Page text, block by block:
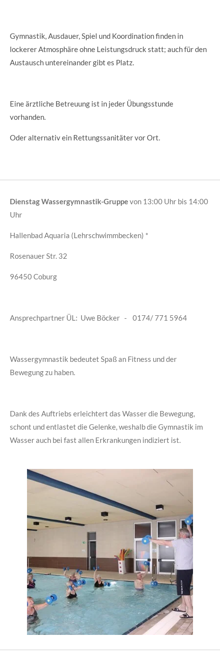
Gymnastik, Ausdauer, Spiel und Koordination finden in
lockerer Atmosphäre ohne Leistungsdruck statt; auch für den
Austausch untereinander gibt es Platz.
Eine ärztliche Betreuung ist in jeder Übungsstunde
vorhanden.
Oder alternativ ein Rettungssanitäter vor Ort.
Dienstag Wassergymnastik-Gruppevon 13:00 Uhr bis 14:00
Uhr
Hallenbad Aquaria (Lehrschwimmbecken) *
Rosenauer Str. 32
96450 Coburg
Ansprechpartner ÜL: Uwe Böcker - 0174/ 771 5964
Wassergymnastik bedeutet Spaß an Fitness und der
Bewegung zu haben.
Dank des Auftriebs erleichtert das Wasser die Bewegung,
schont und entlastet die Gelenke, weshalb die Gymnastik im
Wasser auch bei fast allen Erkrankungen indiziert ist.